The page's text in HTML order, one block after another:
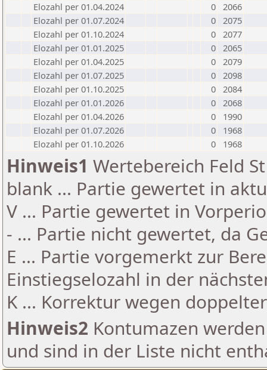
Elozahl per 01.04.2024
0 2066
Elozahl per 01.07.2024
0 2075
Elozahl per 01.10.2024
0 2077
Elozahl per 01.01.2025
0 2065
Elozahl per 01.04.2025
0 2079
Elozahl per 01.07.2025
0 2098
Elozahl per 01.10.2025
0 2084
Elozahl per 01.01.2026
0 2068
Elozahl per 01.04.2026
0
1990
Elozahl per 01.07.2026
0
1968
Elozahl per 01.10.2026
0 1968
Hinweis1 Wertebereich Feld
blank ... Partie gewertet in
V ... Partie gewertet in
- ... Partie nicht gewertet, da
E ... Partie vorgemerkt zur
Einstiegselozahl in der
K ... Korrektur wegen
Hinweis2 Kontumazen
und sind in der Liste nicht